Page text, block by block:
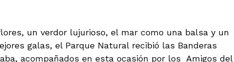
un verdor lujurioso, el mar como una balsa y un
galas, el Parque Natural recibió las Banderas
acompañados en esta ocasión por los Amigos del